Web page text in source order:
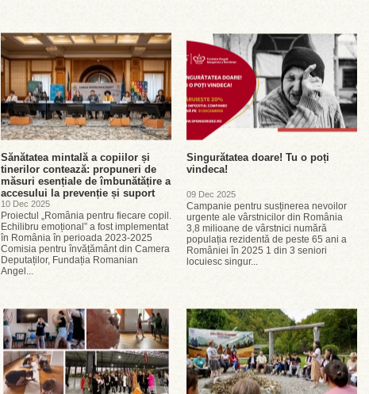
Sănătatea mintală a copiilor și
tinerilor contează: propuneri de
măsuri esențiale de îmbunătățire a
accesului la prevenție și suport
10 Dec 2025
Proiectul „România pentru fiecare copil.
Echilibru emoțional” a fost implementat
în România în perioada 2023-2025
Comisia pentru învățământ din Camera
Deputaților, Fundația Romanian
Angel...
Singurătatea doare! Tu o poți
vindeca!
09 Dec 2025
Campanie pentru susținerea nevoilor
urgente ale vârstnicilor din România
3,8 milioane de vârstnici numără
populația rezidentă de peste 65 ani a
României în 2025 1 din 3 seniori
locuiesc singur...